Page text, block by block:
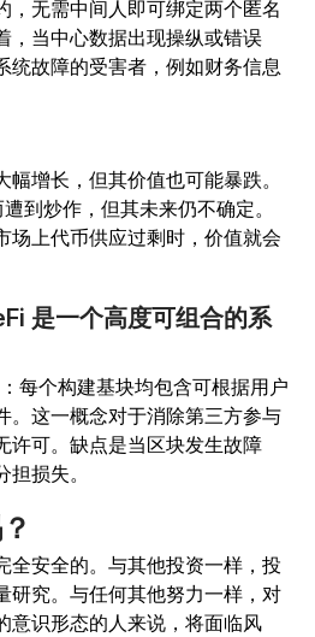
，无需中间人即可绑定两个匿名
，当中心数据出现操纵或错误
统故障的受害者，例如财务信息
增长，但其价值也可能暴跌。
到炒作，但其未来仍不确定。
场上代币供应过剩时，价值就会
是一个高度可组合的系
每个构建基块均包含可根据用户
。这一概念对于消除第三方参与
许可。缺点是当区块发生故障
担损失。
全安全的。与其他投资一样，投
研究。与任何其他努力一样，对
意识形态的人来说，将面临风